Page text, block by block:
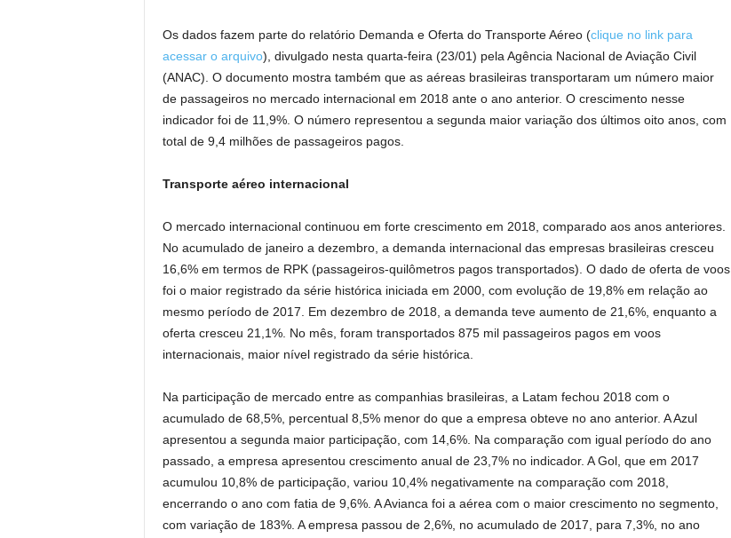
Os dados fazem parte do relatório Demanda e Oferta do Transporte Aéreo (clique no link para
acessar o arquivo), divulgado nesta quarta-feira (23/01) pela Agência Nacional de Aviação Civil
(ANAC). O documento mostra também que as aéreas brasileiras transportaram um número maior
de passageiros no mercado internacional em 2018 ante o ano anterior. O crescimento nesse
indicador foi de 11,9%. O número representou a segunda maior variação dos últimos oito anos, com
total de 9,4 milhões de passageiros pagos.
Transporte aéreo internacional
O mercado internacional continuou em forte crescimento em 2018, comparado aos anos anteriores.
No acumulado de janeiro a dezembro, a demanda internacional das empresas brasileiras cresceu
16,6% em termos de RPK (passageiros-quilômetros pagos transportados). O dado de oferta de voos
foi o maior registrado da série histórica iniciada em 2000, com evolução de 19,8% em relação ao
mesmo período de 2017. Em dezembro de 2018, a demanda teve aumento de 21,6%, enquanto a
oferta cresceu 21,1%. No mês, foram transportados 875 mil passageiros pagos em voos
internacionais, maior nível registrado da série histórica.
Na participação de mercado entre as companhias brasileiras, a Latam fechou 2018 com o
acumulado de 68,5%, percentual 8,5% menor do que a empresa obteve no ano anterior. A Azul
apresentou a segunda maior participação, com 14,6%. Na comparação com igual período do ano
passado, a empresa apresentou crescimento anual de 23,7% no indicador. A Gol, que em 2017
acumulou 10,8% de participação, variou 10,4% negativamente na comparação com 2018,
encerrando o ano com fatia de 9,6%. A Avianca foi a aérea com o maior crescimento no segmento,
com variação de 183%. A empresa passou de 2,6%, no acumulado de 2017, para 7,3%, no ano